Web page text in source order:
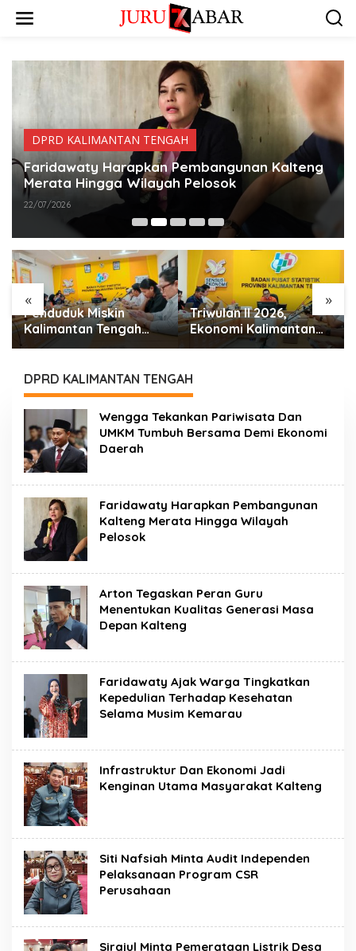
DPRD KALIMANTAN TENGAH
Faridawaty Harapkan Pembangunan Kalteng
Merata Hingga Wilayah Pelosok
22/07/2026
« »
Penduduk Miskin
Kalimantan Tengah
Triwulan II 2026,
Ekonomi Kalimantan
Tengah Tumbuh Positif
DPRD KALIMANTAN TENGAH
Wengga Tekankan Pariwisata Dan
UMKM Tumbuh Bersama Demi Ekonomi
Daerah
Faridawaty Harapkan Pembangunan
Kalteng Merata Hingga Wilayah
Pelosok
Arton Tegaskan Peran Guru
Menentukan Kualitas Generasi Masa
Depan Kalteng
Faridawaty Ajak Warga Tingkatkan
Kepedulian Terhadap Kesehatan
Selama Musim Kemarau
Infrastruktur Dan Ekonomi Jadi
Kenginan Utama Masyarakat Kalteng
Siti Nafsiah Minta Audit Independen
Pelaksanaan Program CSR
Perusahaan
Sirajul Minta Pemerataan Listrik Desa